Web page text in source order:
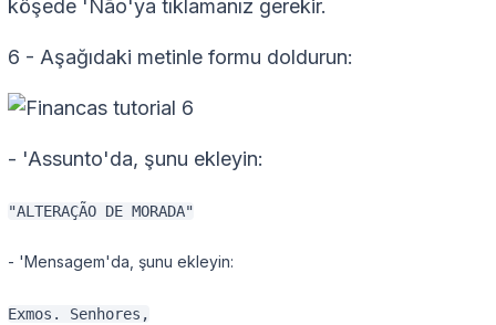
köşede 'Não'ya tıklamanız gerekir.
6 - Aşağıdaki metinle formu doldurun:
- 'Assunto'da, şunu ekleyin:
"ALTERAÇÃO DE MORADA"
- 'Mensagem'da, şunu ekleyin:
Exmos. Senhores,